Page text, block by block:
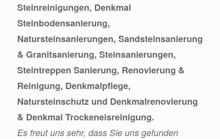
Steinreinigungen, Denkmal
Steinbodensanierung,
Natursteinsanierungen, Sandsteinsanierung
& Granitsanierung, Steinsanierungen,
Steintreppen Sanierung, Renovierung &
Reinigung, Denkmalpflege,
Natursteinschutz und Denkmalrenovierung
& Denkmal Trockeneisreinigung.
Es freut uns sehr, dass Sie uns gefunden